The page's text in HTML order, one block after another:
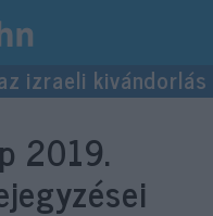
izraeli kivándorlás
2019.